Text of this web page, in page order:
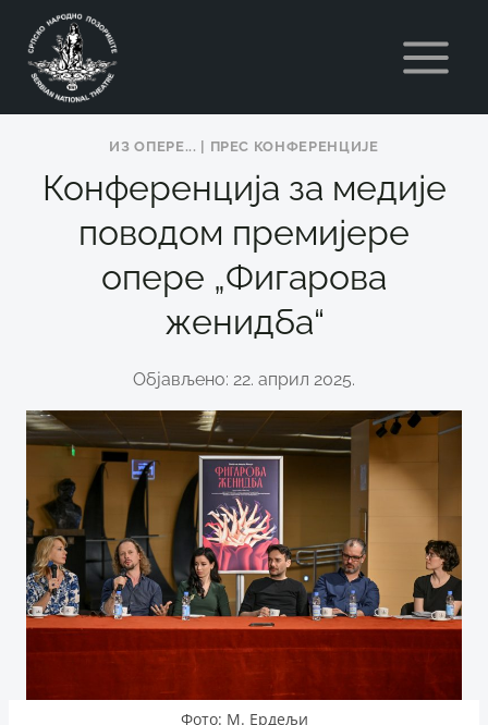
content
ИЗ ОПЕРE... ПРЕС КОНФЕРЕНЦИЈЕ
Конференција за медије
поводом премијере
опере „Фигарова
женидба“
Објављено: 22. април 2025.
Фото: М. Ердељи